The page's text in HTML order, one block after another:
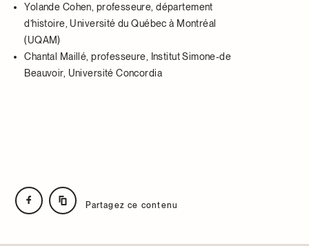
Yolande Cohen, professeure, département
d’histoire, Université du Québec à Montréal
(UQAM)
Chantal Maillé, professeure, Institut Simone-de
Beauvoir, Université Concordia
Partagez ce contenu